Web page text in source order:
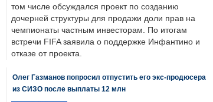
том числе обсуждался проект по созданию
дочерней структуры для продажи доли прав на
чемпионаты частным инвесторам. По итогам
встречи FIFA заявила о поддержке Инфантино и
отказе от проекта.
Олег Газманов попросил отпустить его экс-продюсера
из СИЗО после выплаты 12 млн